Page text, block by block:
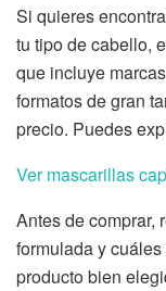
Si quieres
tu tipo de cabello,
que incluye
formatos de gran
precio. Puedes
Ver mascarillas
Antes de comprar,
formulada y
producto bien